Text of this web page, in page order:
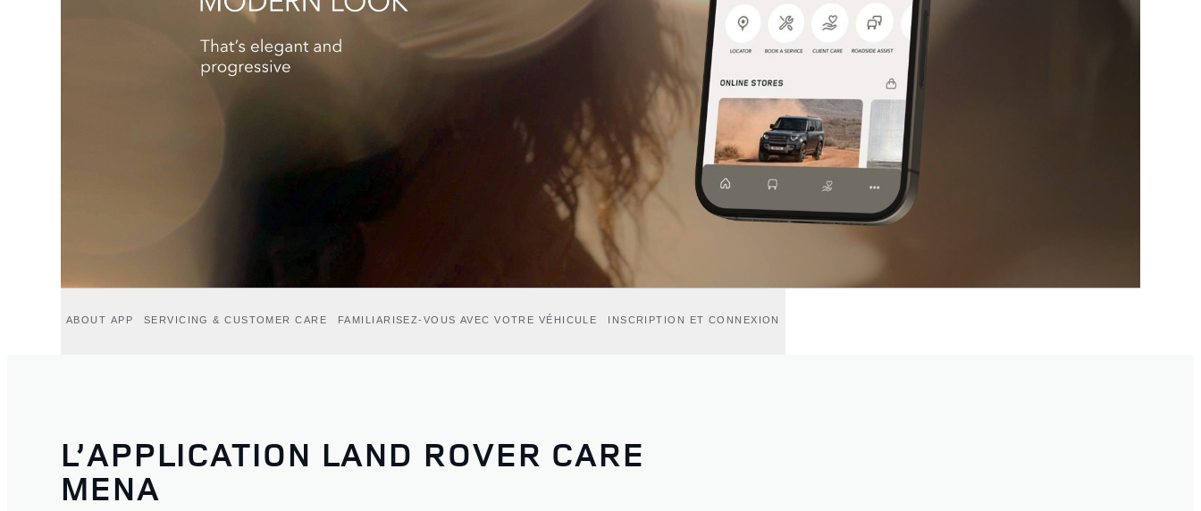
ABOUT APP SERVICING & CUSTOMER CARE FAMILIARISEZ-VOUS AVEC VOTRE VÉHICULE INSCRIPTION ET CONNEXION
L’APPLICATION LAND ROVER CARE
MENA